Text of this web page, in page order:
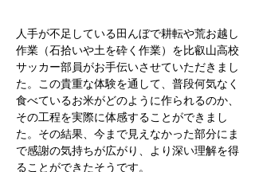
人手が不足している田んぼで耕転や荒お越し
作業（石拾いや土を砕く作業）を比叡山高校
サッカー部員がお手伝いさせていただきまし
た。この貴重な体験を通して、普段何気なく
食べているお米がどのように作られるのか、
その工程を実際に体感することができまし
た。その結果、今まで見えなかった部分にま
で感謝の気持ちが広がり、より深い理解を得
ることができたそうです。